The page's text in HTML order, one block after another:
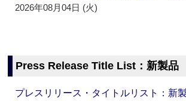
2026年08月04日 (火)
Press Release Title List：新製品
プレスリリース・タイトルリスト：新